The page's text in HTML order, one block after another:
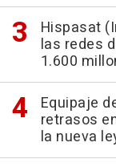
Hispasat
las redes
1.600
Equipaje
retrasos
la nueva